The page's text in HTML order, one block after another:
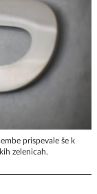
prispevale še k
zelenicah.